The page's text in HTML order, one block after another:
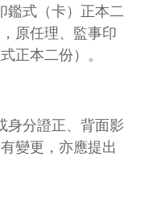
鑑式（卡）正本二
原任理、監事印
正本二份）。
身分證正、背面影
變更，亦應提出